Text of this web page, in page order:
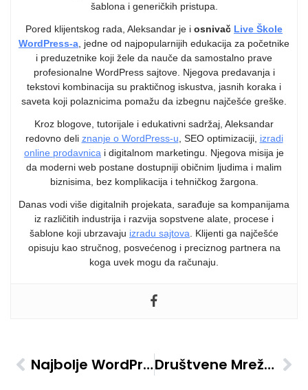
šablona i generičkih pristupa.
Pored klijentskog rada, Aleksandar je i osnivač Live Škole
WordPress-a, jedne od najpopularnijih edukacija za početnike
i preduzetnike koji žele da nauče da samostalno prave
profesionalne WordPress sajtove. Njegova predavanja i
tekstovi kombinacija su praktičnog iskustva, jasnih koraka i
saveta koji polaznicima pomažu da izbegnu najčešće greške.
Kroz blogove, tutorijale i edukativni sadržaj, Aleksandar
redovno deli znanje o WordPress-u, SEO optimizaciji, izradi
online prodavnica i digitalnom marketingu. Njegova misija je
da moderni web postane dostupniji običnim ljudima i malim
biznisima, bez komplikacija i tehničkog žargona.
Danas vodi više digitalnih projekata, sarađuje sa kompanijama
iz različitih industrija i razvija sopstvene alate, procese i
šablone koji ubrzavaju izradu sajtova. Klijenti ga najčešće
opisuju kao stručnog, posvećenog i preciznog partnera na
koga uvek mogu da računaju.
Najbolje WordPress Teme Za Blogere Fokusirane Na SEO Društvene Mreže I SEO: Kako Ih Povezati Za Bolje Rezultate